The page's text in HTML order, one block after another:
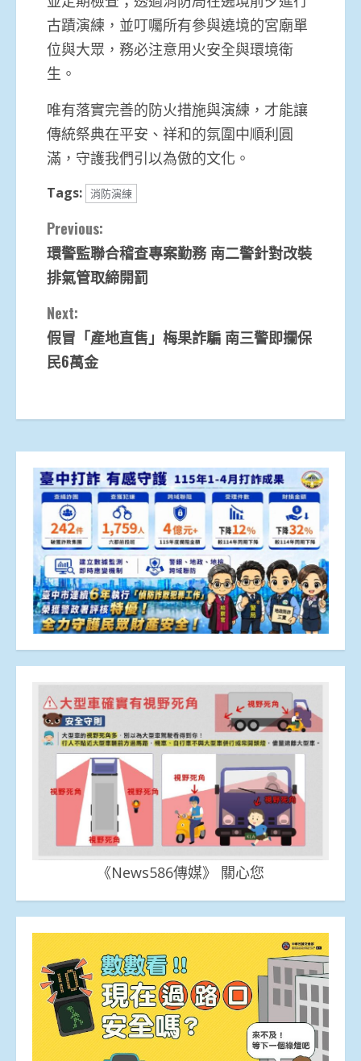
古蹟演練，並叮囑所有參與遶境的宮廟單
位與大眾，務必注意用火安全與環境衛
生。
唯有落實完善的防火措施與演練，才能讓
傳統祭典在平安、祥和的氛圍中順利圓
滿，守護我們引以為傲的文化。
Tags: 消防演練
Continue
Reading
Previous:
環警監聯合稽查專案勤務 南二警針對改裝
排氣管取締開罰
Next:
假冒「產地直售」梅果詐騙 南三警即攔保
民6萬金
《News586傳媒》 關心您